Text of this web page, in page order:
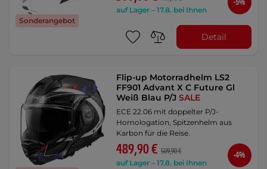
Sonderangebot
auf Lager – 17.8. bei Ihnen
-5%
Detail
Flip-up Motorradhelm LS2
FF901 Advant X C Future Gl
Weiß Blau P/JSALE
ECE 22.06 mit doppelter P/J-
Homologation, Spitzenhelm aus
Karbon für die Reise.
489,90 € 509,90 €
auf Lager – 17.8. bei Ihnen
-4%